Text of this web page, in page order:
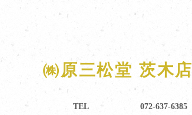
㈱原三松堂 茨木店
TEL 072-637-6385